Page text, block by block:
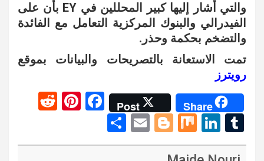
والتي أشار إليها كبير المحللين في EY بأن على
الفيدرالي والبنوك المركزية التعامل مع الفائدة
والتضخم بحكمة وحذر.
تمت الاستعانة بالتصريحات والبيانات بموقع
رويترز
Share
Post
F
ce
Pi
er
d
T
u
Li
n
M
ix
Bl
o
E
m
h